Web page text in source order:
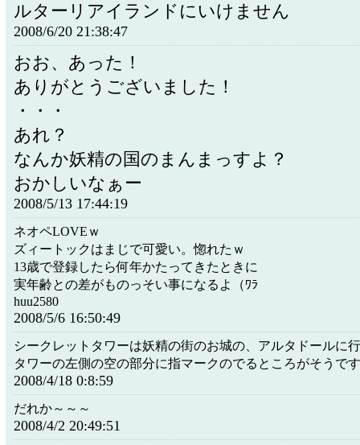
ルターリアイランドにいけません
2008/6/20 21:38:47
おお、あった！
ありがとうございました！
・・・
あれ？
なんか妖精の国のまんまっすよ？
おかしいなぁー
2008/5/13 17:44:19
ネオペLOVEｗ
ズィートックはまじで可愛い。惚れたｗ
13歳で登録したら何年かたってきたときに
実年齢との差がものっそい事になるよ（ﾜﾗ
huu2580
2008/5/6 16:50:49
シークレットタワーは妖精の街のお城の、アルタドールに
タワーの左側の空の部分に指マークのでるところがそうで
2008/4/18 0:8:59
だれか～～～
2008/4/2 20:49:51